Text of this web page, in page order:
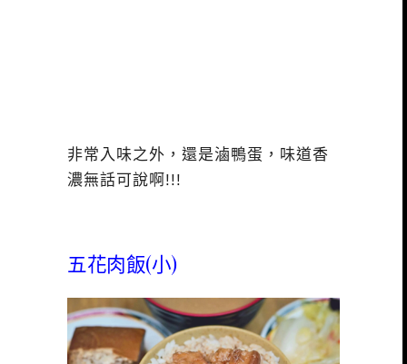
非常入味之外，還是滷鴨蛋，味道香
濃無話可說啊!!!
五花肉飯(小)